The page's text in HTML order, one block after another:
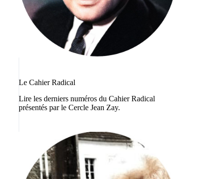
Le Cahier Radical
Lire les derniers numéros du Cahier Radical
présentés par le Cercle Jean Zay.